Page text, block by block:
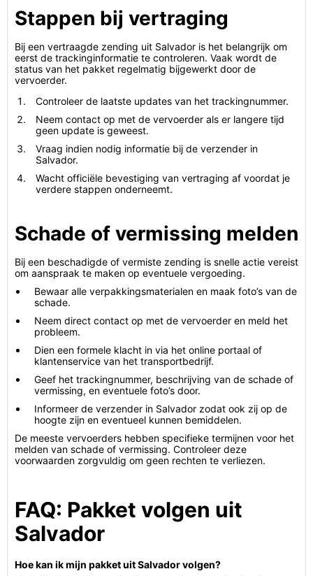
Stappen bij vertraging
Bij een vertraagde zending uit Salvador is het belangrijk om
eerst de trackinginformatie te controleren. Vaak wordt de
status van het pakket regelmatig bijgewerkt door de
vervoerder.
Controleer de laatste updates van het trackingnummer.
Neem contact op met de vervoerder als er langere tijd
geen update is geweest.
Vraag indien nodig informatie bij de verzender in
Salvador.
Wacht officiële bevestiging van vertraging af voordat je
verdere stappen onderneemt.
Schade of vermissing melden
Bij een beschadigde of vermiste zending is snelle actie vereist
om aanspraak te maken op eventuele vergoeding.
Bewaar alle verpakkingsmaterialen en maak foto’s van de
schade.
Neem direct contact op met de vervoerder en meld het
probleem.
Dien een formele klacht in via het online portaal of
klantenservice van het transportbedrijf.
Geef het trackingnummer, beschrijving van de schade of
vermissing, en eventuele foto’s door.
Informeer de verzender in Salvador zodat ook zij op de
hoogte zijn en eventueel kunnen bemiddelen.
De meeste vervoerders hebben specifieke termijnen voor het
melden van schade of vermissing. Controleer deze
voorwaarden zorgvuldig om geen rechten te verliezen.
FAQ: Pakket volgen uit
Salvador
Hoe kan ik mijn pakket uit Salvador volgen?